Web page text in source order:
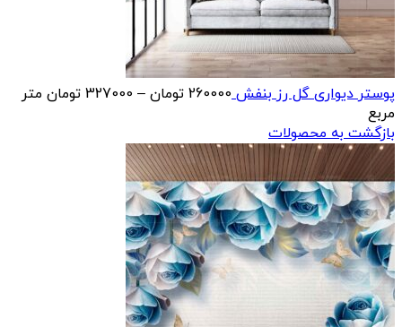
پوستر دیواری گل رز بنفش260000 تومان –
327000 تومانمحدوده
متر
مربع
بازگشت به محصولات